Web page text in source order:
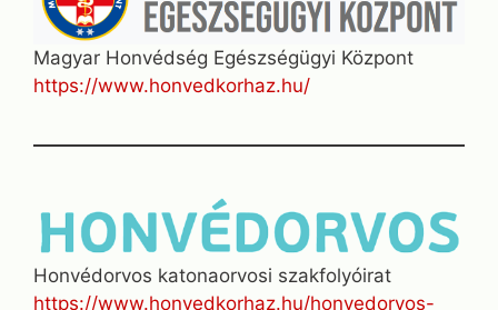
Magyar Honvédség Egészségügyi Központ
https://www.honvedkorhaz.hu/
Honvédorvos katonaorvosi szakfolyóirat
https://www.honvedkorhaz.hu/honvedorvos-